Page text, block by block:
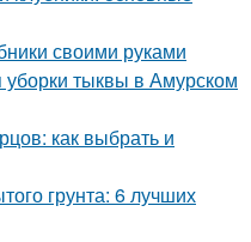
своими руками
тыквы в Амурском
как выбрать и
грунта: 6 лучших